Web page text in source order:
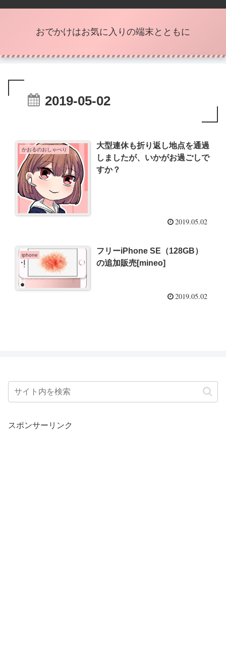
おでかけはお気に入りの端末とともに
2019-05-02
かおるのおしゃべり
大型連休も折り返し地点を通過
しましたが、いかがお過ごしで
すか？
2019.05.02
iphone
フリーiPhone SE（128GB）
の追加販売[mineo]
2019.05.02
スポンサーリンク